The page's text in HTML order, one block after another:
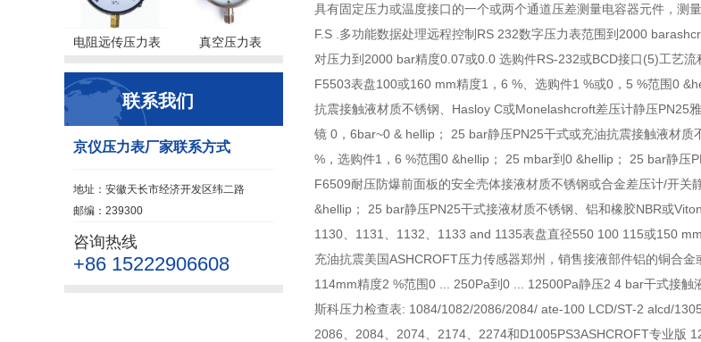
电阻远传压力表 真空压力表
联系我们
京仪压力表厂家联系方式
地址：安徽天长市经济开发区纬二路
邮编：239300
咨询热线
+86 15222906608
具有固定压力或温度接口的一个或两个通道压差测量电容器元件，
F.S .多功能数据处理远程控制RS 232数字压力表范围到2000
对压力到2000 bar精度0.07或0.0 选购件RS-232或BCD接口(5)工艺
F5503表盘100或160 mm精度1，6 %、选购件1 %或0，5 %范围0
抗震接触液材质不锈钢、Hasloy C或Monelashcroft差压计静压PN25
镜 0，6bar~0 & hellip； 25 bar静压PN25干式或充油抗震接触液材
%，选购件1，6 %范围0 &hellip； 25 mbar到0 &hellip； 25 bar静
F6509耐压防爆前面板的安全壳体接液材质不锈钢或合金差压计/开
&hellip； 25 bar静压PN25干式接液材质不锈钢、铝和橡胶NBR或
1130、1131、1132、1133 and 1135表盘直径550 100 115或150
充油抗震美国ASHCROFT压力传感器郑州，销售接液部件铝的铜合
114mm精度2 %范围0 ... 250Pa到0 ... 12500Pa静压2 4 bar干式接
斯科压力检查表: 1084/1082/2086/2084/ ate-100 LCD/ST-2 alcd/
2086、2084、2074、2174、2274和D1005PS3ASHCROFT专业版